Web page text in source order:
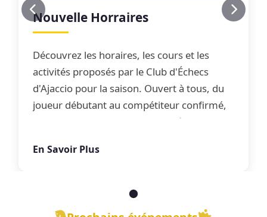
Nouvelle Horraires
Découvrez les horaires, les cours et les
activités proposés par le Club d'Échecs
d'Ajaccio pour la saison. Ouvert à tous, du
joueur débutant au compétiteur confirmé,
le club propose une offre complète
de jeu libre dans une ambiance conviviale.
En Savoir Plus